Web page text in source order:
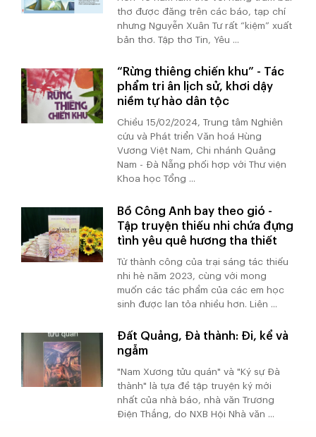
thơ được đăng trên các báo, tạp chí
nhưng Nguyễn Xuân Tư rất “kiệm” xuất
bản thơ. Tập thơ Tin, Yêu ...
“Rừng thiêng chiến khu” - Tác
phẩm tri ân lịch sử, khơi dậy
niềm tự hào dân tộc
Chiều 15/02/2024, Trung tâm Nghiên
cứu và Phát triển Văn hoá Hùng
Vương Việt Nam, Chi nhánh Quảng
Nam - Đà Nẵng phối hợp với Thư viện
Khoa học Tổng ...
Bồ Công Anh bay theo gió -
Tập truyện thiếu nhi chứa đựng
tình yêu quê hương tha thiết
Từ thành công của trại sáng tác thiếu
nhi hè năm 2023, cùng với mong
muốn các tác phẩm của các em học
sinh được lan tỏa nhiều hơn. Liên ...
Đất Quảng, Đà thành: Đi, kể và
ngẫm
"Nam Xương tửu quán" và "Ký sự Đà
thành" là tựa đề tập truyện ký mới
nhất của nhà báo, nhà văn Trương
Điện Thắng, do NXB Hội Nhà văn ...